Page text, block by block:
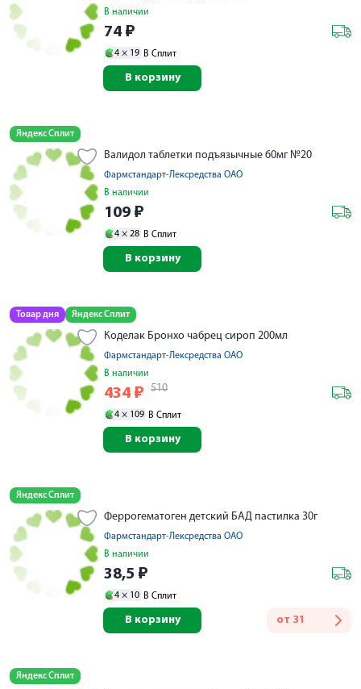
В наличии
74 ₽
4 × 19 В Сплит
В корзину
Яндекс Сплит
Валидол таблетки подъязычные 60мг №20
Фармстандарт-Лексредства ОАО
В наличии
109 ₽
4 × 28 В Сплит
В корзину
Товар дня Яндекс Сплит
Коделак Бронхо чабрец сироп 200мл
Фармстандарт-Лексредства ОАО
В наличии
434 ₽ 510
4 × 109 В Сплит
В корзину
Яндекс Сплит
Феррогематоген детский БАД пастилка 30г
Фармстандарт-Лексредства ОАО
В наличии
38,5 ₽
4 × 10 В Сплит
от 31
В корзину
Яндекс Сплит